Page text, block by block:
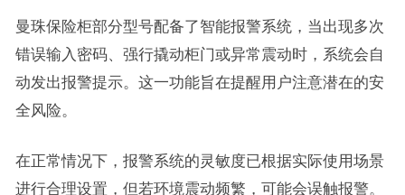
曼珠保险柜部分型号配备了智能报警系统，当出现多次
错误输入密码、强行撬动柜门或异常震动时，系统会自
动发出报警提示。这一功能旨在提醒用户注意潜在的安
全风险。
在正常情况下，报警系统的灵敏度已根据实际使用场景
进行合理设置，但若环境震动频繁，可能会误触报警。